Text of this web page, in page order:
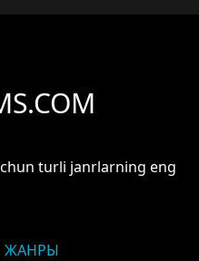
turli janrlarning eng
ЖАНРЫ